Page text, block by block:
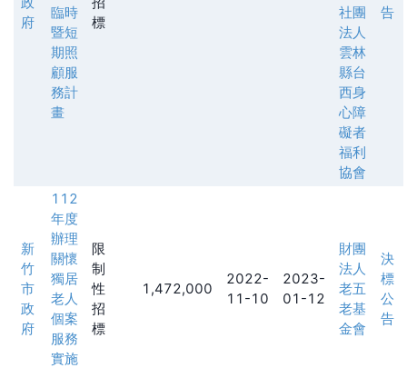
府
臨時
暨短
期照
顧服
務計
畫
標
社團
法人
雲林
縣台
西身
心障
礙者
福利
協會
告
新
竹
市
政
府
112
年度
辦理
關懷
獨居
老人
個案
服務
實施
限
制
性
招
標
1,472,000
2022-
11-10
2023-
01-12
財團
法人
老五
老基
金會
決
標
公
告